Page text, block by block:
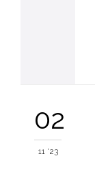
02
11 '23